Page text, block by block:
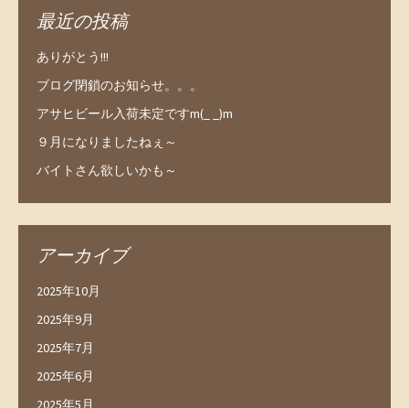
最近の投稿
ありがとう!!!
ブログ閉鎖のお知らせ。。。
アサヒビール入荷未定ですm(_ _)m
９月になりましたねぇ～
バイトさん欲しいかも～
アーカイブ
2025年10月
2025年9月
2025年7月
2025年6月
2025年5月